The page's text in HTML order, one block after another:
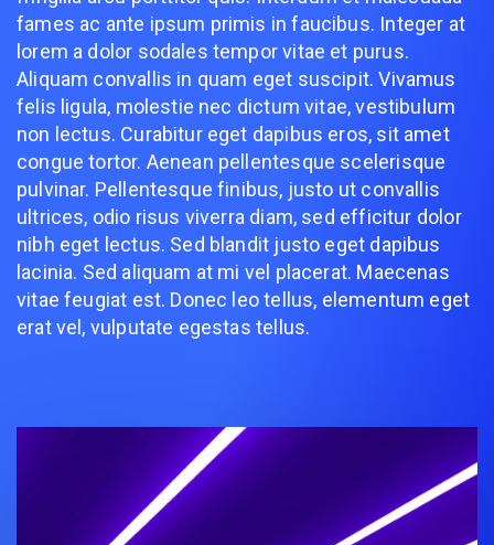
fames ac ante ipsum primis in faucibus. Integer at
lorem a dolor sodales tempor vitae et purus.
Aliquam convallis in quam eget suscipit. Vivamus
felis ligula, molestie nec dictum vitae, vestibulum
non lectus. Curabitur eget dapibus eros, sit amet
congue tortor. Aenean pellentesque scelerisque
pulvinar. Pellentesque finibus, justo ut convallis
ultrices, odio risus viverra diam, sed efficitur dolor
nibh eget lectus. Sed blandit justo eget dapibus
lacinia. Sed aliquam at mi vel placerat. Maecenas
vitae feugiat est. Donec leo tellus, elementum eget
erat vel, vulputate egestas tellus.